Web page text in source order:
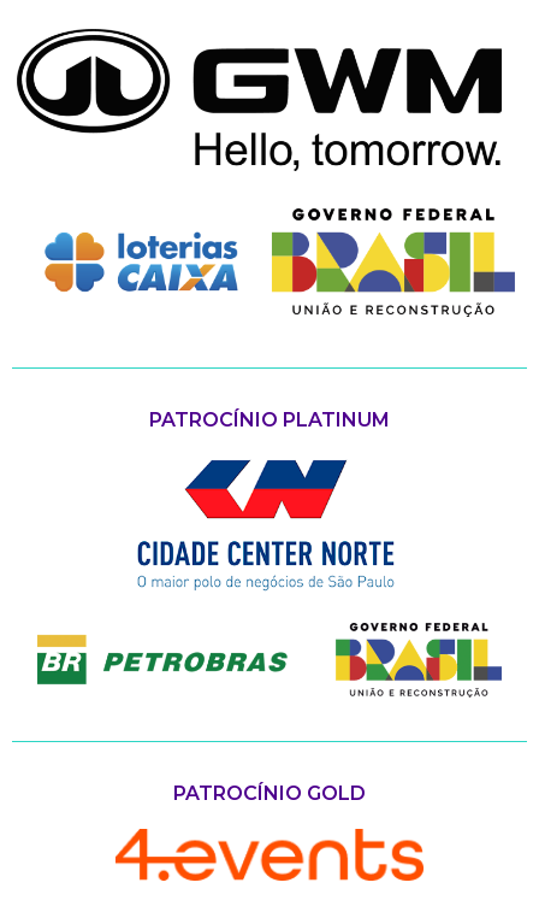
PATROCÍNIO PLATINUM
PATROCÍNIO GOLD